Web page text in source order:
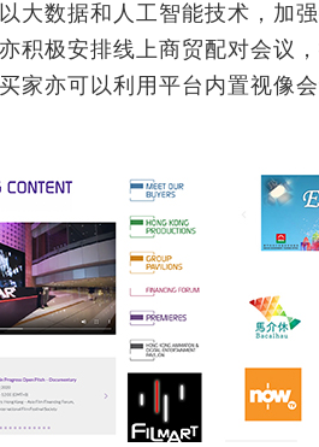
大数据和人工智能技术，加
积极安排线上商贸配对会议
家亦可以利用平台内置视像